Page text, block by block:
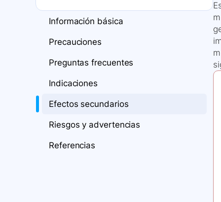
Información básica
Precauciones
Preguntas frecuentes
Indicaciones
Efectos secundarios
Riesgos y advertencias
Referencias